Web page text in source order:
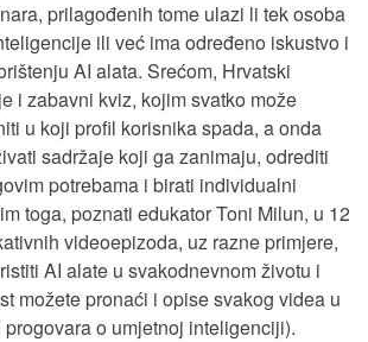
prilagođenih tome ulazi li tek osoba
ili već ima određeno iskustvo i
AI alata. Srećom, Hrvatski
i zabavni kviz, kojim svatko može
u koji profil korisnika spada, a onda
sadržaje koji ga zanimaju, odrediti
potrebama i birati individualni
toga, poznati edukator Toni Milun, u 12
videoepizoda, uz razne primjere,
AI alate u svakodnevnom životu i
možete pronaći i opise svakog videa u
o umjetnoj inteligenciji).